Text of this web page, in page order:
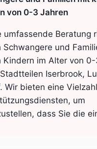
von 0-3 Jahren
umfassende Beratung
Schwangere und
Kindern im Alter von
Iserbrook,
Wir bieten eine
um
dass Sie die